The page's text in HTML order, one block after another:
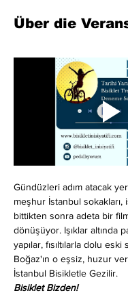
Über die
Gündüzleri adım atacak yer
meşhur İstanbul sokakları,
bittikten sonra adeta bir
dönüşüyor. Işıklar altında
yapılar, fısıltılarla dolu
Boğaz'ın o eşsiz, huzur
İstanbul Bisikletle Gezilir.
Bisiklet Bizden!